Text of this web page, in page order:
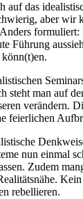
auf das
aber wir
formuliert:
Führung
steht man auf
verändern.
feierlichen
nun einmal
Zudem
rebellieren.